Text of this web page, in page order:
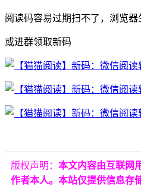
阅读码容易过期扫不了，浏览器
或进群领取新码
版权声明： 本文内容由互联网
作者本人。本站仅提供信息存